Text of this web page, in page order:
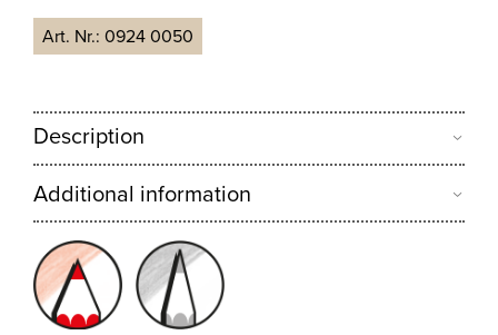
Art. Nr.:0924 0050
Description
Additional information